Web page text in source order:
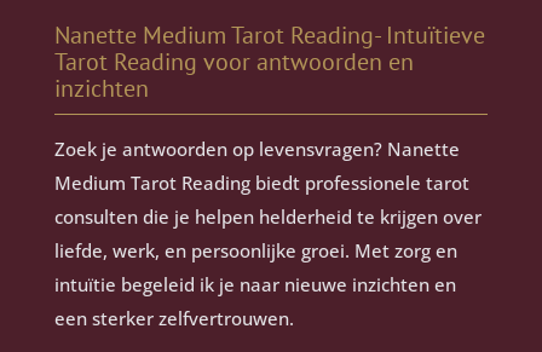
Nanette Medium Tarot Reading- Intuïtieve
Tarot Reading voor antwoorden en
inzichten
Zoek je antwoorden op levensvragen? Nanette
Medium Tarot Reading biedt professionele tarot
consulten die je helpen helderheid te krijgen over
liefde, werk, en persoonlijke groei. Met zorg en
intuïtie begeleid ik je naar nieuwe inzichten en
een sterker zelfvertrouwen.